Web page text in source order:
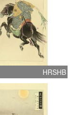
HRSHB